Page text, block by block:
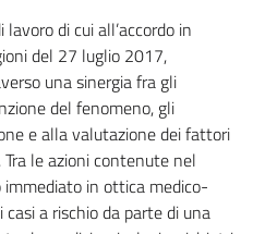
di cui all’accordo in
del 27 luglio 2017,
una sinergia fra gli
del fenomeno, gli
e alla valutazione dei fattori
le azioni contenute nel
in ottica medico-
a rischio da parte di una